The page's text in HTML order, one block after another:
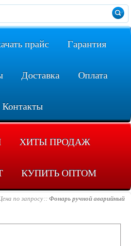
прайс Гарантия
Доставка Оплата
Контакты
ХИТЫ ПРОДАЖ
КУПИТЬ ОПТОМ
по запросу
Фонарь ручной аварийный